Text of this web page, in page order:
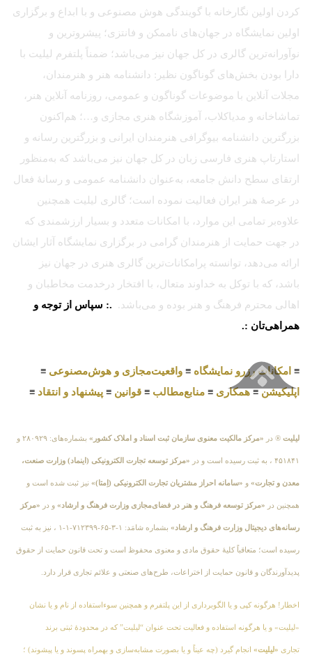
کردن اولین نگارخانه با گویندگی هوش مصنوعی و با ابداع و برگزاری
اولین نمایشگاه در جهان‌های ناممکن و فانتزی؛ پیشروترین و
نوآورانه‌ترین گالری در کل جهان نیز می‌باشد؛ ضمناً پلتفرم لیلیت با
دارا بودن بخش‌های گوناگون نظیر: دانشنامه هنر و هنرمندان،
مجلات آنلاین با موضوعات گوناگون و عمومی، روزنامه آنلاین هنر،
تماشاخانه و مدیاکلاب، آموزشگاه هنری مجازی و…؛ هم‌اکنون
بزرگترین دانشنامه بیوگرافی هنرمندان ایرانی و بزرگترین رسانه و
استارتاپ هنری فارسی زبان در کل جهان نیز می‌باشد که به‌منظور
ارتقای سطح دانش جامعه، به‌عنوان دانشنامه عمومی و رسانهٔ فعال
در عرصهٔ هنر ایران فعالیت نموده است؛ گالری لیلیت همچنین
علاوه‌بر تمامی این موارد، با امکانات متعدد و بسیار ارزشمندی که
در جهت حمایت از هنرمندان گرامی در برگزاری نمایشگاه آثار ایشان
ارائه می‌دهد، توانسته پرامکانات‌ترین گالری هنری در جهان نیز
باشد، که با توکل به خداوند متعال، با افتخار درخدمت مخاطبان و
اهالی محترم فرهنگ و هنر بوده و می‌باشد. .: سپاس از توجه و
همراهی‌تان :.
≡ امکانات رزرو نمایشگاه ≡ واقعیت‌مجازی و هوش‌مصنوعی ≡
اپلیکیشن≡همکاری ≡ منابع‌مطالب ≡ قوانین ≡ پیشنهاد و انتقاد ≡
لیلیت ® در «مرکز مالکیت معنوی سازمان ثبت اسناد و املاک کشور» بشماره‌های: ۲۸۰۹۲۹ و
۴۵۱۸۴۱ ، به ثبت رسیده است و در «مرکز توسعه تجارت الکترونیکی (اینماد) وزارت صنعت،
معدن و تجارت» و «سامانه احراز مشتریان تجارت الکترونیکی (اِمتا)» نیز ثبت شده است و
همچنین در «مرکز توسعه فرهنگ و هنر در فضای‌مجازی وزارت فرهنگ و ارشاد» و در «مرکز
رسانه‌های دیجیتال وزارت فرهنگ و ارشاد» بشماره شامَد: ۱-۳-۶۵-۷۱۲۳۹۹-۱-۱ ، نیز به ثبت
رسیده است؛ متعاقباً کلیهٔ حقوق مادی و معنوی محفوظ است و تحت قانون حمایت از حقوق
پدیدآورندگان و قانون حمایت از اختراعات، طرح‌های صنعتی و علائم تجاری قرار دارد.
اخطار! هرگونه کپی و یا الگوبرداری از این پلتفرم و همچنین سوءاستفاده از نام و یا نشان
«لیلیت» و یا هرگونه استفاده و فعالیت تحت عنوان “لیلیت” که در محدودهٔ ثبتی برند
تجاری «لیلیت» انجام گیرد (چه عیناً و یا بصورت مشابه‌سازی و بهمراه پسوند و یا پیشوند) ؛